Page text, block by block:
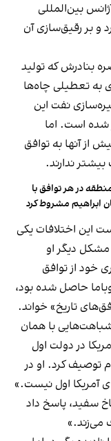
بین‌المللی
و بر رقیق‌سازی آن
بنادرش که تولید
به تعطیلی چاه‌ها
نفت این
بیش از ۸۰ درصد پر شده است. اما
از آنها به توافق
بیشتر ندارند.
در هر توافق با
ابراهیم مشروط کرد
این اختلافات یکی
دیگر او
خود از توافق
اوباما حاصل شده بود،
تاریخ» خواند.
با همان
در دولت اول
توصیف کرد. او در
آمریکا اول نیست.»
سفید، پاسخ داد
می‌زند.»